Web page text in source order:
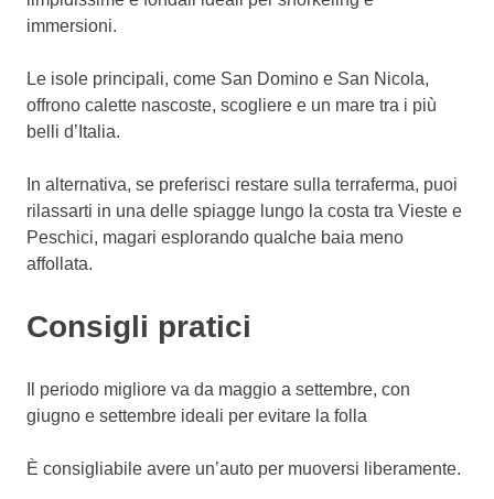
immersioni.
Le isole principali, come San Domino e San Nicola,
offrono calette nascoste, scogliere e un mare tra i più
belli d’Italia.
In alternativa, se preferisci restare sulla terraferma, puoi
rilassarti in una delle spiagge lungo la costa tra Vieste e
Peschici, magari esplorando qualche baia meno
affollata.
Consigli pratici
Il periodo migliore va da maggio a settembre, con
giugno e settembre ideali per evitare la folla
È consigliabile avere un’auto per muoversi liberamente.